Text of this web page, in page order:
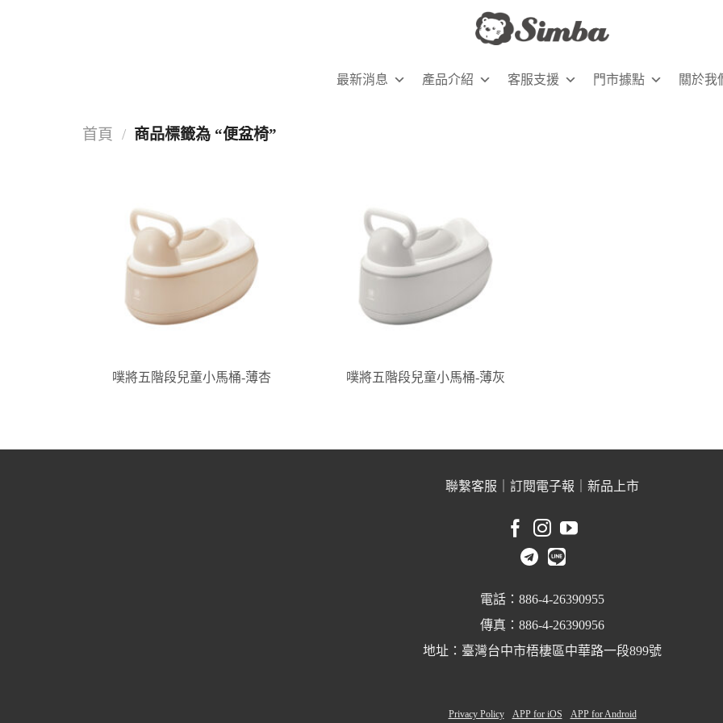
最新消息 產品介紹 客服支援 門市據點 關於我
首頁 / 商品標籤為 “便盆椅”
噗將五階段兒童小馬桶-薄杏 噗將五階段兒童小馬桶-薄灰
聯繫客服 訂閱電子報 新品上市
電話：886-4-26390955
傳真：886-4-26390956
地址：臺灣台中市梧棲區中華路一段899號
Privacy Policy APP for iOS APP for Android